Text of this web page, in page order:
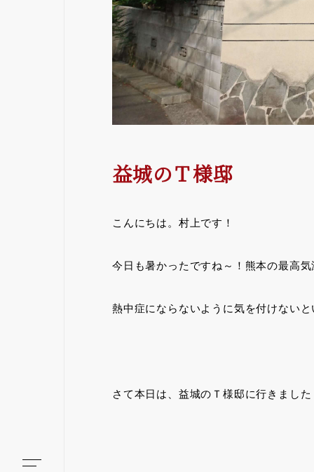
益城のＴ様邸
こんにちは。村上です！
今日も暑かったですね～！熊本の最高
熱中症にならないように気を付けない
さて本日は、益城のＴ様邸に行きました